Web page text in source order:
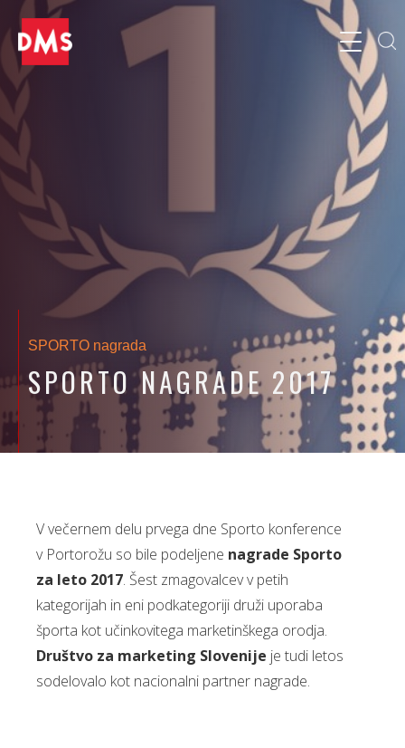
SPORTO nagrada
SPORTO NAGRADE 2017
V večernem delu prvega dne Sporto konference
v Portorožu so bile podeljene nagrade Sporto
za leto 2017. Šest zmagovalcev v petih
kategorijah in eni podkategoriji druži uporaba
športa kot učinkovitega marketinškega orodja.
Društvo za marketing Slovenije je tudi letos
sodelovalo kot nacionalni partner nagrade.